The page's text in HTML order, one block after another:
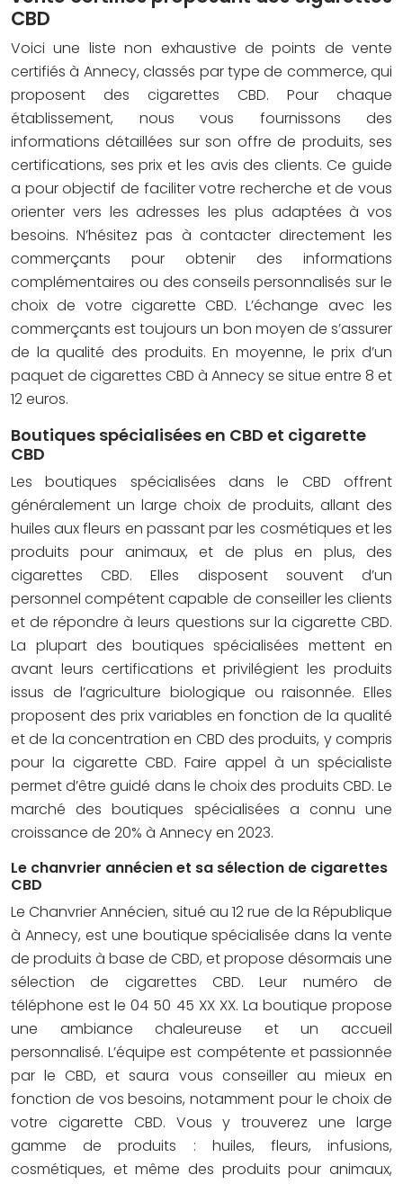
CBD
Voici une liste non exhaustive de points de vente
certifiés à Annecy, classés par type de commerce, qui
proposent des cigarettes CBD. Pour chaque
établissement, nous vous fournissons des
informations détaillées sur son offre de produits, ses
certifications, ses prix et les avis des clients. Ce guide
a pour objectif de faciliter votre recherche et de vous
orienter vers les adresses les plus adaptées à vos
besoins. N’hésitez pas à contacter directement les
commerçants pour obtenir des informations
complémentaires ou des conseils personnalisés sur le
choix de votre cigarette CBD. L’échange avec les
commerçants est toujours un bon moyen de s’assurer
de la qualité des produits. En moyenne, le prix d’un
paquet de cigarettes CBD à Annecy se situe entre 8 et
12 euros.
Boutiques spécialisées en CBD et cigarette
CBD
Les boutiques spécialisées dans le CBD offrent
généralement un large choix de produits, allant des
huiles aux fleurs en passant par les cosmétiques et les
produits pour animaux, et de plus en plus, des
cigarettes CBD. Elles disposent souvent d’un
personnel compétent capable de conseiller les clients
et de répondre à leurs questions sur la cigarette CBD.
La plupart des boutiques spécialisées mettent en
avant leurs certifications et privilégient les produits
issus de l’agriculture biologique ou raisonnée. Elles
proposent des prix variables en fonction de la qualité
et de la concentration en CBD des produits, y compris
pour la cigarette CBD. Faire appel à un spécialiste
permet d’être guidé dans le choix des produits CBD. Le
marché des boutiques spécialisées a connu une
croissance de 20% à Annecy en 2023.
Le chanvrier annécien et sa sélection de cigarettes
CBD
Le Chanvrier Annécien, situé au 12 rue de la République
à Annecy, est une boutique spécialisée dans la vente
de produits à base de CBD, et propose désormais une
sélection de cigarettes CBD. Leur numéro de
téléphone est le 04 50 45 XX XX. La boutique propose
une ambiance chaleureuse et un accueil
personnalisé. L’équipe est compétente et passionnée
par le CBD, et saura vous conseiller au mieux en
fonction de vos besoins, notamment pour le choix de
votre cigarette CBD. Vous y trouverez une large
gamme de produits : huiles, fleurs, infusions,
cosmétiques, et même des produits pour animaux,